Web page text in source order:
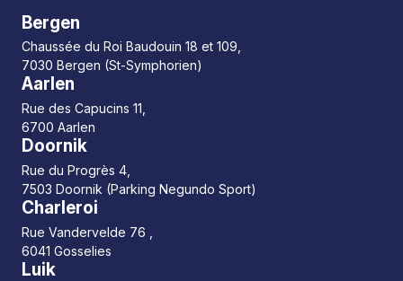
Bergen
Chaussée du Roi Baudouin 18 et 109,
7030 Bergen (St-Symphorien)
Aarlen
Rue des Capucins 11,
6700 Aarlen
Doornik
Rue du Progrès 4,
7503 Doornik (Parking Negundo Sport)
Charleroi
Rue Vandervelde 76 ,
6041 Gosselies
Luik